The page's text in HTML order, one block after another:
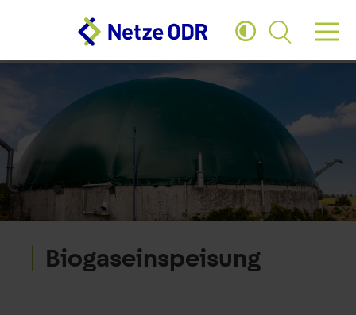
Zum Hauptinhalt springen Zum Footer springen
Biogaseinspeisung